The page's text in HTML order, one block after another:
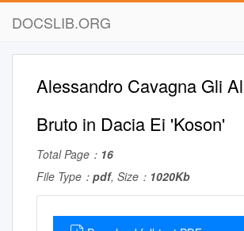
DOCSLIB.ORG
Alessandro Cavagna Gli
Bruto in Dacia Ei 'Koson'
Total Page： 16
File Type： pdf, Size： 1020Kb